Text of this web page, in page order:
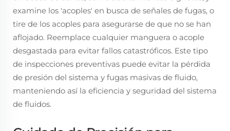
examine los 'acoples' en busca de señales de fugas, o
tire de los acoples para asegurarse de que no se han
aflojado. Reemplace cualquier manguera o acople
desgastada para evitar fallos catastróficos. Este tipo
de inspecciones preventivas puede evitar la pérdida
de presión del sistema y fugas masivas de fluido,
manteniendo así la eficiencia y seguridad del sistema
de fluidos.